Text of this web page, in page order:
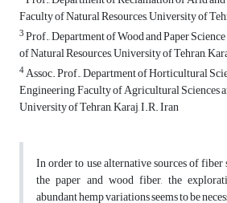
Faculty of Natural Resources, University of
3Prof., Department of Wood and Paper
of Natural Resources, University of Tehran,
4Assoc. Prof., Department of Horticultural
Engineering, Faculty of Agricultural Sciences
University of Tehran, Karaj, I.R. Iran
In order to use alternative sources of fiber
the paper and wood fiber, the
abundant hemp variations seems to be